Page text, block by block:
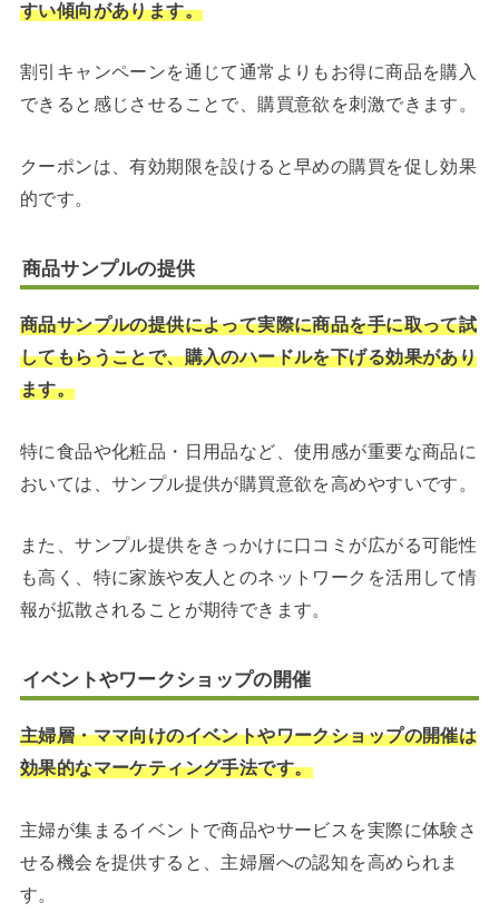
すい傾向があります。
割引キャンペーンを通じて通常よりもお得に商品を購入
できると感じさせることで、購買意欲を刺激できます。
クーポンは、有効期限を設けると早めの購買を促し効果
的です。
商品サンプルの提供
商品サンプルの提供によって実際に商品を手に取って試
してもらうことで、購入のハードルを下げる効果があり
ます。
特に食品や化粧品・日用品など、使用感が重要な商品に
おいては、サンプル提供が購買意欲を高めやすいです。
また、サンプル提供をきっかけに口コミが広がる可能性
も高く、特に家族や友人とのネットワークを活用して情
報が拡散されることが期待できます。
イベントやワークショップの開催
主婦層・ママ向けのイベントやワークショップの開催は
効果的なマーケティング手法です。
主婦が集まるイベントで商品やサービスを実際に体験さ
せる機会を提供すると、主婦層への認知を高められま
す。